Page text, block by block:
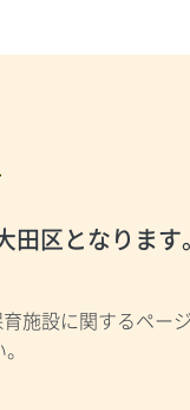
区となります。
施設に関するページ